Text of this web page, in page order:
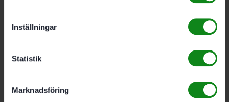
Inställningar
Statistik
Marknadsföring
629kr
Festool Longlife-
filtersäck Longlife-FIS-